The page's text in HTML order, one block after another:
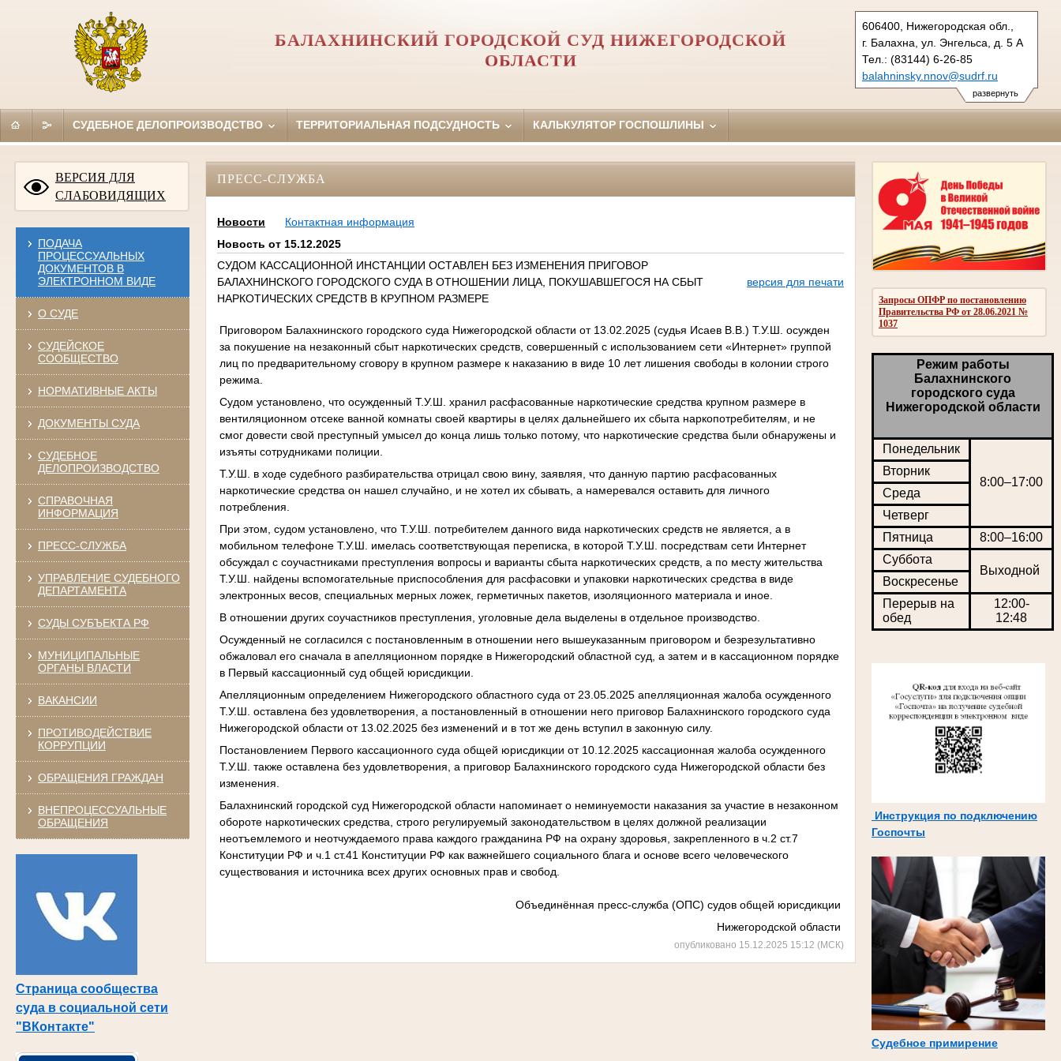
развернуть
606400, Нижегородская обл.,
г. Балахна, ул. Энгельса, д. 5 А
Тел.: (83144) 6-26-85
balahninsky.nnov@sudrf.ru
БАЛАХНИНСКИЙ ГОРОДСКОЙ СУД НИЖЕГОРОДСКОЙ
ОБЛАСТИ
СУДЕБНОЕ ДЕЛОПРОИЗВОДСТВО ТЕРРИТОРИАЛЬНАЯ ПОДСУДНОСТЬ КАЛЬКУЛЯТОР ГОСПОШЛИНЫ
ВЕРСИЯ ДЛЯ
СЛАБОВИДЯЩИХ
ПОДАЧА
ПРОЦЕССУАЛЬНЫХ
ДОКУМЕНТОВ В
ЭЛЕКТРОННОМ ВИДЕ
О СУДЕ
СУДЕЙСКОЕ
СООБЩЕСТВО
НОРМАТИВНЫЕ АКТЫ
ДОКУМЕНТЫ СУДА
СУДЕБНОЕ
ДЕЛОПРОИЗВОДСТВО
СПРАВОЧНАЯ
ИНФОРМАЦИЯ
ПРЕСС-СЛУЖБА
УПРАВЛЕНИЕ СУДЕБНОГО
ДЕПАРТАМЕНТА
СУДЫ СУБЪЕКТА РФ
МУНИЦИПАЛЬНЫЕ
ОРГАНЫ ВЛАСТИ
ВАКАНСИИ
ПРОТИВОДЕЙСТВИЕ
КОРРУПЦИИ
ОБРАЩЕНИЯ ГРАЖДАН
ВНЕПРОЦЕССУАЛЬНЫЕ
ОБРАЩЕНИЯ
Страница сообщества
суда в социальной сети
"ВКонтакте"
Запросы ОПФР по постановлению
Правительства РФ от 28.06.2021 №
1037
Режим работы
Балахнинского
городского суда
Нижегородской области
Понедельник
8:00–17:00
Вторник
Среда
Четверг
Пятница
8:00–16:00
Суббота
Выходной
Воскресенье
Перерыв на
обед
12:00-
12:48
Инструкция по подключению
Госпочты
Судебное примирение
ПРЕСС-СЛУЖБА
Новости
Контактная информация
Новость от 15.12.2025
СУДОМ КАССАЦИОННОЙ ИНСТАНЦИИ ОСТАВЛЕН БЕЗ ИЗМЕНЕНИЯ ПРИГОВОР
БАЛАХНИНСКОГО ГОРОДСКОГО СУДА В ОТНОШЕНИИ ЛИЦА, ПОКУШАВШЕГОСЯ НА СБЫТ
НАРКОТИЧЕСКИХ СРЕДСТВ В КРУПНОМ РАЗМЕРЕ
версия для печати
Приговором Балахнинского городского суда Нижегородской области от 13.02.2025 (судья Исаев В.В.) Т.У.Ш. осужден
за покушение на незаконный сбыт наркотических средств, совершенный с использованием сети «Интернет» группой
лиц по предварительному сговору в крупном размере к наказанию в виде 10 лет лишения свободы в колонии строго
режима.
Судом установлено, что осужденный Т.У.Ш. хранил расфасованные наркотические средства крупном размере в
вентиляционном отсеке ванной комнаты своей квартиры в целях дальнейшего их сбыта наркопотребителям, и не
смог довести свой преступный умысел до конца лишь только потому, что наркотические средства были обнаружены и
изъяты сотрудниками полиции.
Т.У.Ш. в ходе судебного разбирательства отрицал свою вину, заявляя, что данную партию расфасованных
наркотические средства он нашел случайно, и не хотел их сбывать, а намеревался оставить для личного
потребления.
При этом, судом установлено, что Т.У.Ш. потребителем данного вида наркотических средств не является, а в
мобильном телефоне Т.У.Ш. имелась соответствующая переписка, в которой Т.У.Ш. посредствам сети Интернет
обсуждал с соучастниками преступления вопросы и варианты сбыта наркотических средств, а по месту жительства
Т.У.Ш. найдены вспомогательные приспособления для расфасовки и упаковки наркотических средства в виде
электронных весов, специальных мерных ложек, герметичных пакетов, изоляционного материала и иное.
В отношении других соучастников преступления, уголовные дела выделены в отдельное производство.
Осужденный не согласился с постановленным в отношении него вышеуказанным приговором и безрезультативно
обжаловал его сначала в апелляционном порядке в Нижегородский областной суд, а затем и в кассационном порядке
в Первый кассационный суд общей юрисдикции.
Апелляционным определением Нижегородского областного суда от 23.05.2025 апелляционная жалоба осужденного
Т.У.Ш. оставлена без удовлетворения, а постановленный в отношении него приговор Балахнинского городского суда
Нижегородской области от 13.02.2025 без изменений и в тот же день вступил в законную силу.
Постановлением Первого кассационного суда общей юрисдикции от 10.12.2025 кассационная жалоба осужденного
Т.У.Ш. также оставлена без удовлетворения, а приговор Балахнинского городского суда Нижегородской области без
изменения.
Балахнинский городской суд Нижегородской области напоминает о неминуемости наказания за участие в незаконном
обороте наркотических средства, строго регулируемый законодательством в целях должной реализации
неотъемлемого и неотчуждаемого права каждого гражданина РФ на охрану здоровья, закрепленного в ч.2 ст.7
Конституции РФ и ч.1 ст.41 Конституции РФ как важнейшего социального блага и основе всего человеческого
существования и источника всех других основных прав и свобод.
Объединённая пресс-служба (ОПС) судов общей юрисдикции
Нижегородской области
опубликовано 15.12.2025 15:12 (МСК)